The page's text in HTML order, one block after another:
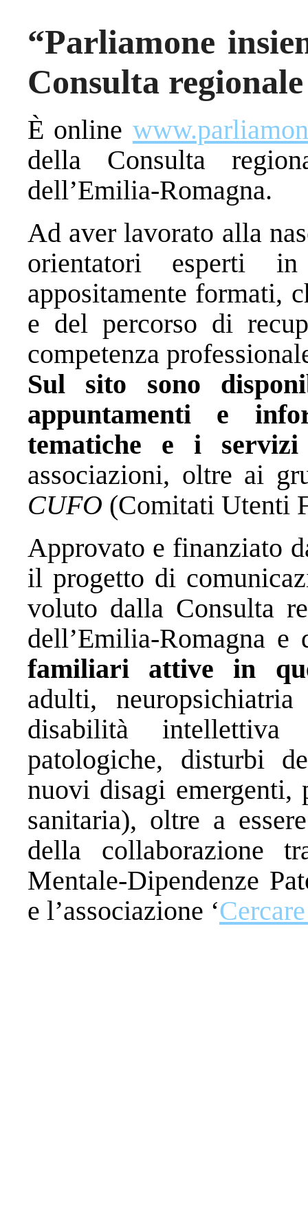
“Parliamone
Consulta
È online
della Consulta
dell’Emilia-Romagna.
Ad aver lavorato alla
orientatori esperti
appositamente formati,
e del percorso di
competenza
Sul sito sono
appuntamenti e
tematiche e i
associazioni, oltre ai
CUFO (Comitati Utenti
Approvato e finanziato
il progetto di
voluto dalla Consulta
dell’Emilia-Romagna
familiari attive in
adulti,
disabilità intellettiva
patologiche, disturbi
nuovi disagi emergenti,
sanitaria), oltre a
della collaborazione
Mentale-Dipendenze
e l’associazione ‘